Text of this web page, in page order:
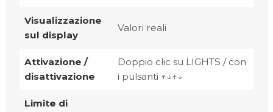
Visualizzazione
sul display
Valori reali
Attivazione /
disattivazione
Doppio clic su LIGHTS / con
i pulsanti ↑↓↑↓
Limite di